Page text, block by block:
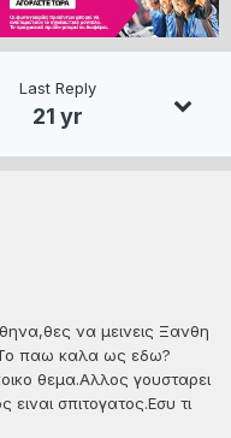
Last Reply
21 yr
να μεινεις Ξανθη
παω καλα ως εδω?
θεμα.Αλλος γουσταρει
σπιτογατος.Εσυ τι